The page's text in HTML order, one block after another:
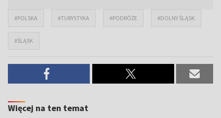
#POLSKA #TURYSTYKA #PODRÓŻE #DOLNY ŚLĄSK
#ŚLĄSK
Więcej na ten temat